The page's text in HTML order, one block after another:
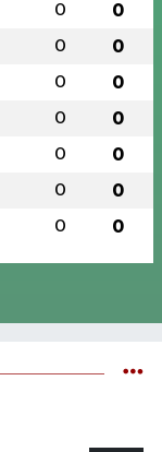
0 0
0 0
0 0
0 0
0 0
0 0
0 0